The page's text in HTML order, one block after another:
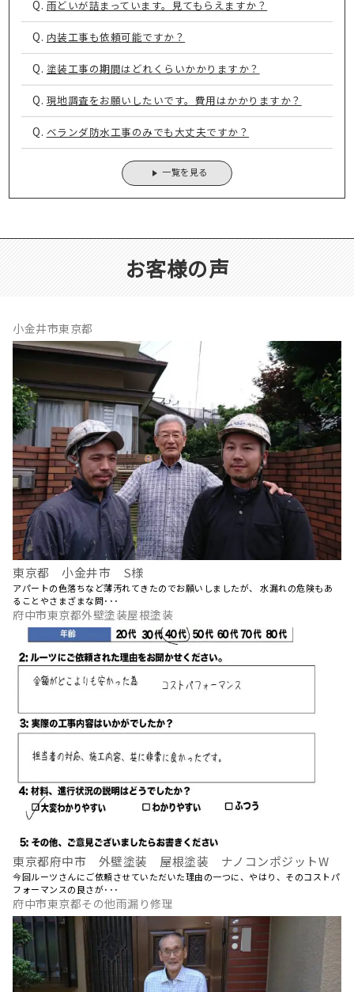
Q. 雨どいが詰まっています。見てもらえますか？
Q. 内装工事も依頼可能ですか？
Q. 塗装工事の期間はどれくらいかかりますか？
Q. 現地調査をお願いしたいです。費用はかかりますか？
Q. ベランダ防水工事のみでも大丈夫ですか？
一覧を見る
お客様の声
小金井市東京都
東京都 小金井市 S様
アパートの色落ちなど薄汚れてきたのでお願いしましたが、 水漏れの危険もあ
ることやさまざまな問･･･
府中市東京都外壁塗装屋根塗装
東京都府中市 外壁塗装 屋根塗装 ナノコンポジットW
今回ルーツさんにご依頼させていただいた理由の一つに、やはり、そのコストパ
フォーマンスの良さが･･･
府中市東京都その他雨漏り修理